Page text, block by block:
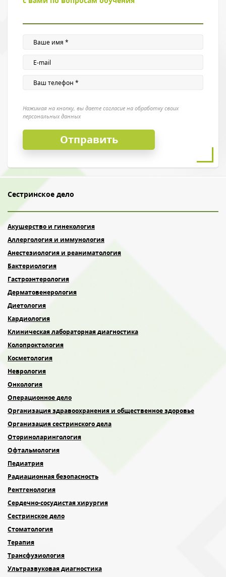
Нажимая на кнопку, вы даете согласие на обработку своих
персональных данных
Сестринское дело
Акушерство и гинекология
Аллергология и иммунология
Анестезиология и реаниматология
Бактериология
Гастроэнтерология
Дерматовенерология
Диетология
Кардиология
Клиническая лабораторная диагностика
Колопроктология
Косметология
Неврология
Онкология
Операционное дело
Организация здравоохранения и общественное здоровье
Организация сестринского дела
Оториноларингология
Офтальмология
Педиатрия
Радиационная безопасность
Рентгенология
Сердечно-сосудистая хирургия
Сестринское дело
Стоматология
Терапия
Трансфузиология
Ультразвуковая диагностика
Введите символы с картинки*
персональных данных